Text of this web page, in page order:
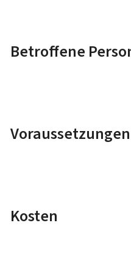
Betroffene
Voraussetzungen
Kosten